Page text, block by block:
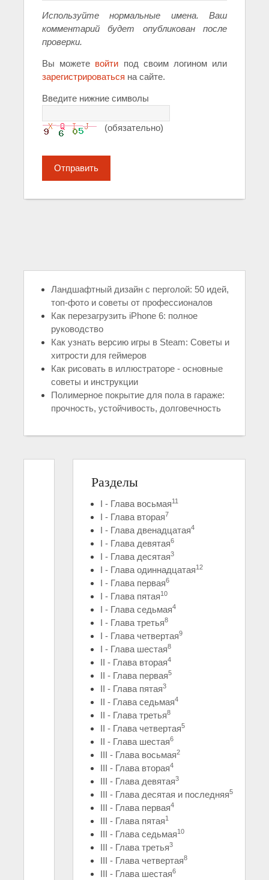
Используйте нормальные имена. Ваш
комментарий будет опубликован после
проверки.
Вы можете войти под своим логином или
зарегистрироваться на сайте.
Введите нижние символы
(обязательно)
Отправить
Ландшафтный дизайн с перголой: 50 идей,
топ-фото и советы от профессионалов
Как перезагрузить iPhone 6: полное
руководство
Как узнать версию игры в Steam: Советы и
хитрости для геймеров
Как рисовать в иллюстраторе - основные
советы и инструкции
Полимерное покрытие для пола в гараже:
прочность, устойчивость, долговечность
Разделы
I - Глава восьмая11
I - Глава вторая7
I - Глава двенадцатая4
I - Глава девятая6
I - Глава десятая3
I - Глава одиннадцатая12
I - Глава первая6
I - Глава пятая10
I - Глава седьмая4
I - Глава третья8
I - Глава четвертая9
I - Глава шестая8
II - Глава вторая4
II - Глава первая5
II - Глава пятая3
II - Глава седьмая4
II - Глава третья8
II - Глава четвертая5
II - Глава шестая6
III - Глава восьмая2
III - Глава вторая4
III - Глава девятая3
III - Глава десятая и последняя5
III - Глава первая4
III - Глава пятая1
III - Глава седьмая10
III - Глава третья3
III - Глава четвертая8
III - Глава шестая6